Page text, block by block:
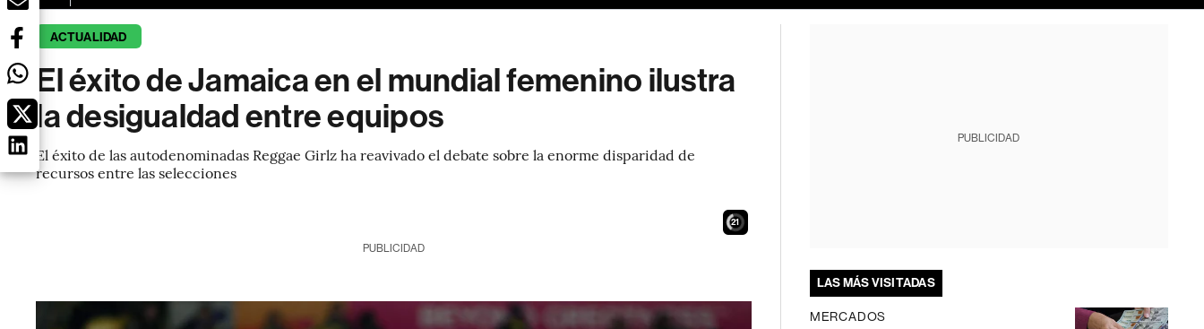
ACTUALIDAD
El éxito de Jamaica en el mundial femenino ilustra
la desigualdad entre equipos
El éxito de las autodenominadas Reggae Girlz ha reavivado el debate sobre la enorme disparidad de
recursos entre las selecciones
20
PUBLICIDAD
PUBLICIDAD
LAS MÁS VISITADAS
MERCADOS